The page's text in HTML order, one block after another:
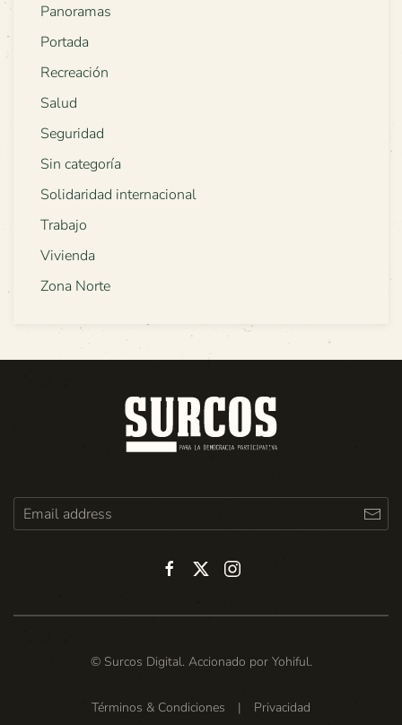
Panoramas
Portada
Recreación
Salud
Seguridad
Sin categoría
Solidaridad internacional
Trabajo
Vivienda
Zona Norte
© Surcos Digital. Accionado por Yohiful.
Términos & Condiciones | Privacidad